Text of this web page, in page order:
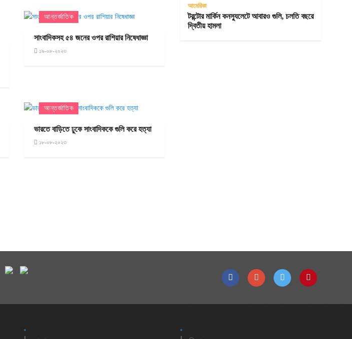
আন্তর্জাতিক
সাংবাদিকসহ ৫৪ জনের ওপর রাশিয়ার নিষেধাজ্ঞা
১৯-০৮-২০২৩
আন্তর্জাতিক
ভারতে বাড়িতে ঢুকে সাংবাদিককে গুলি করে হত্যা
১৮-০৮-২০২৩
আমেরিকা
টরন্টোর মার্কিন কনস্যুলেটে আবারও গুলি, চলতি বছরে
দ্বিতীয় হামলা